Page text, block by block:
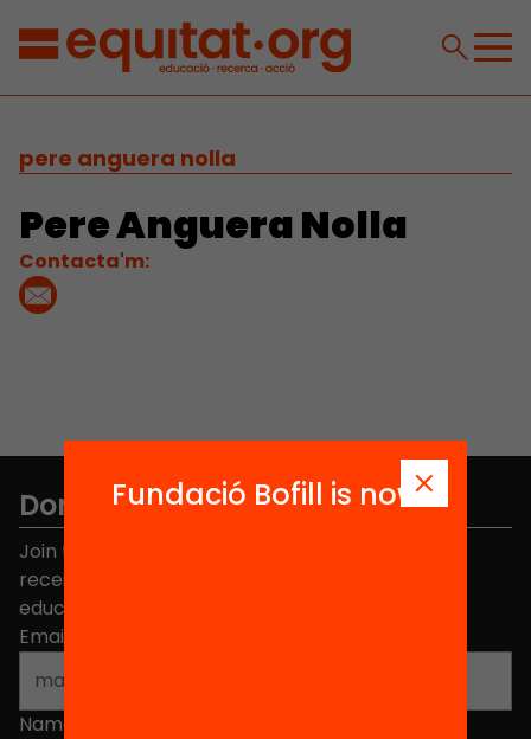
pere anguera nolla
Pere Anguera Nolla
Contacta'm:
Don't miss anything.
Join the more than 40,000 people who already
receive news about initiatives and projects for
educational change in Catalonia.
Email address
Name
Fundació Bofill is now